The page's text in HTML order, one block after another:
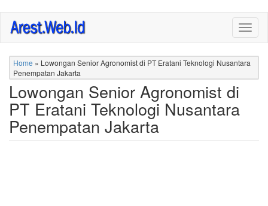
Skip
main
content
Home » Lowongan Senior Agronomist di PT Eratani Teknologi Nusantara
Penempatan Jakarta
Lowongan Senior Agronomist di
PT Eratani Teknologi Nusantara
Penempatan Jakarta